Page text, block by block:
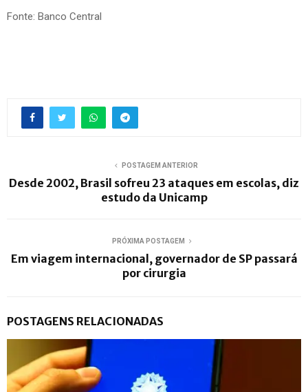
Fonte: Banco Central
POSTAGEM ANTERIOR
Desde 2002, Brasil sofreu 23 ataques em escolas, diz
estudo da Unicamp
PRÓXIMA POSTAGEM
Em viagem internacional, governador de SP passará
por cirurgia
POSTAGENS RELACIONADAS